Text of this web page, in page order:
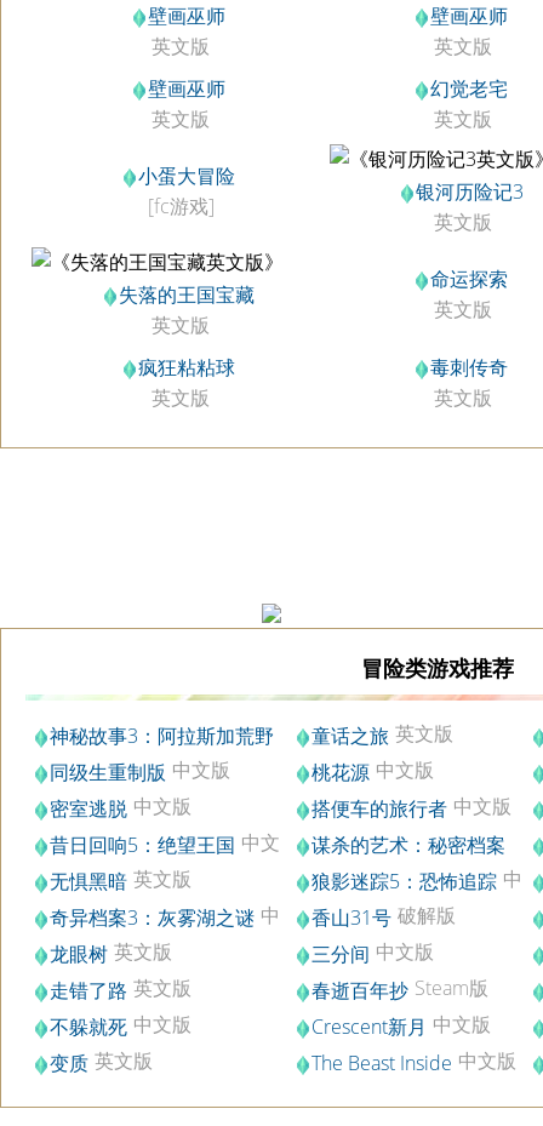
壁画巫师
英文版
壁画巫师
英文版
壁画巫师
英文版
幻觉老宅
英文版
小蛋大冒险
[fc游戏]
银河历险记3
英文版
失落的王国宝藏
英文版
命运探索
英文版
疯狂粘粘球
英文版
毒刺传奇
英文版
冒险类游戏推荐
神秘故事3：阿拉斯加荒野
典藏版
童话之旅 英文版
同级生重制版 中文版 桃花源 中文版
密室逃脱 中文版 搭便车的旅行者 中文版
昔日回响5：绝望王国 中文
版
谋杀的艺术：秘密档案
中文版
无惧黑暗 英文版 狼影迷踪5：恐怖追踪 中
文版
奇异档案3：灰雾湖之谜 中
文版
香山31号 破解版
龙眼树 英文版 三分间 中文版
走错了路 英文版 春逝百年抄 Steam版
不躲就死 中文版 Crescent新月 中文版
变质 英文版 The Beast Inside 中文版